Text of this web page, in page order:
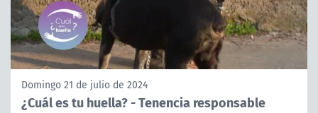
Domingo 21 de julio de 2024
¿Cuál es tu huella? - Tenencia responsable